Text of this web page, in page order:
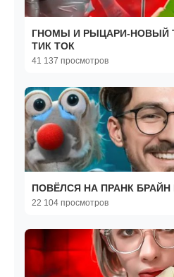
ГНОМЫ И РЫЦАРИ-НОВЫЙ
ТИК ТОК
41 137 просмотров
ПОВЁЛСЯ НА ПРАНК
22 104 просмотров